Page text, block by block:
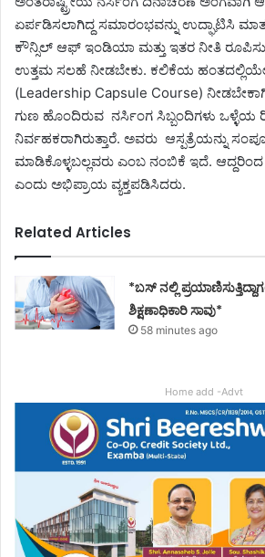
ಏರ್ಪಡಿಸಲಾಗಿದ್ದ ಸಮಾರಂಭವನ್ನು ಉದ್ಘಾಟಿಸಿ
ಕೌನ್ಸಿಲ್ ಆಫ್ ಇಂಡಿಯಾ ಮತ್ತು ಇತರ ನೀತಿ ರೂಪಿಸುವ
ಉತ್ತಮ ಸಲಹೆ ನೀಡಬೇಕು. ಕಲಿಕೆಯ
(Leadership Capsule Course)
ಗುಣ ಹೊಂದಿರುವ ನರ್ಸಿಂಗ ಸಿಬ್ಬಂದಿಗಳು ಒಳ್ಳೆಯ
ನಿರ್ವಹಕರಾಗಿರುತ್ತಾರೆ. ಅವರು ಆಸ್ಪತ್ರೆಯನ್ನು
ಮಾಡಿಕೊಳ್ಳಬಲ್ಲವರು ಎಂಬ ನಂಬಿಕೆ ಇದೆ.
ಎಂದು ಅಭಿಪ್ರಾಯ ವ್ಯಕ್ತಪಡಿಸಿದರು.
Related Articles
*ಬಸ್ ನಲ್ಲಿ
ಶಿಕ್ಷಣಾಧಿಕಾರಿ ಸಾವು*
58 minutes ago
Home add -Advt